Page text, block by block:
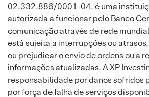
02.332.886/0001-04, é uma
autorizada a funcionar pelo Banco
comunicação através de rede
está sujeita a interrupções ou
ou prejudicar o envio de ordens ou a
informações atualizadas. A XP
responsabilidade por danos sofridos
por força de falha de serviços